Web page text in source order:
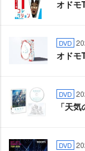
オドモ
DVD
オドモ
DVD
「天
DVD